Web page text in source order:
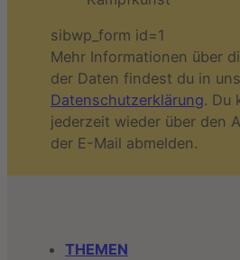
sibwp_form id=1
Mehr Informationen über
der Daten findest du in
Datenschutzerklärung. Du
jederzeit wieder über den
der E-Mail abmelden.
THEMEN